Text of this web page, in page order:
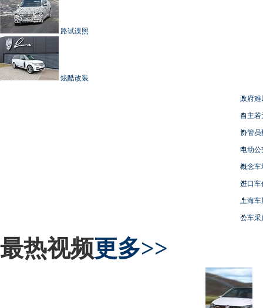
路试谍照
炫酷改装
政府难
自主
协管员
电动
概念车
进口车
上海
公车采
最热视频更多>>